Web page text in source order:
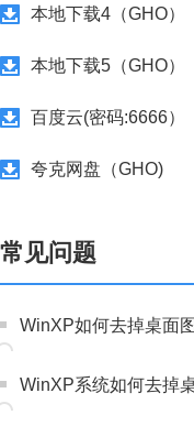
本地下载4（GHO）
本地下载5（GHO）
百度云(密码:6666）
夸克网盘（GHO)
常见问题
WinXP如何去掉桌面
WinXP系统如何去掉